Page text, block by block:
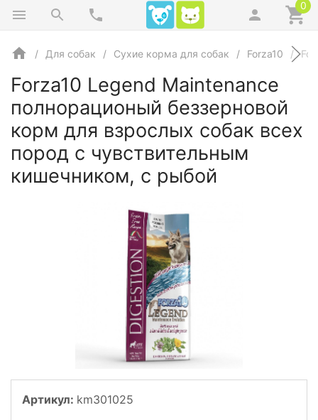
0
Для собак Сухие корма для собак Forza10
Forza10 Legend Maintenance
полнорационый беззерновой
корм для взрослых собак всех
пород с чувствительным
кишечником, с рыбой
Артикул: km301025